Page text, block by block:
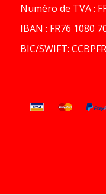
Numéro de TVA :
IBAN : FR76 1080
BIC/SWIFT: